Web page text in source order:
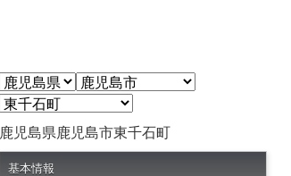
鹿児島県鹿児島市東千石町
基本情報